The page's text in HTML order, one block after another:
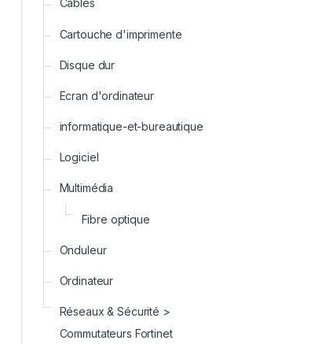
Câbles
Cartouche d'imprimente
Disque dur
Ecran d'ordinateur
informatique-et-bureautique
Logiciel
Multimédia
Fibre optique
Onduleur
Ordinateur
Réseaux & Sécurité >
Commutateurs Fortinet